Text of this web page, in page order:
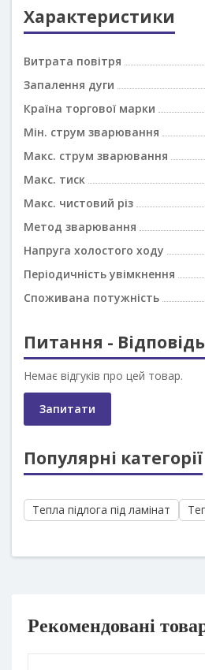
Характеристики
Витрата повітря
Запалення дуги
Країна торгової марки
Мін. струм зварювання
Макс. струм зварювання
Макс. тиск
Макс. чистовий різ
Метод зварювання
Напруга холостого ходу
Періодичність увімкнення
Споживана потужність
Питання -
Немає відгуків про цей товар.
Запитати
Популярні категорії
Тепла підлога під ламінат
Рекомендовані